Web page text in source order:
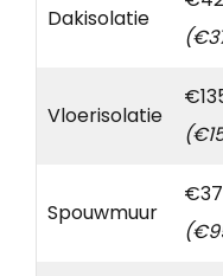
Dakisolatie
Vloerisolatie
Spouwmuur